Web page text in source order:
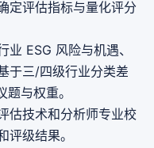
定评估指标与量化评分
ESG 风险与机遇、
于三/四级行业分类差
与权重。
估技术和分析师专业校
级结果。